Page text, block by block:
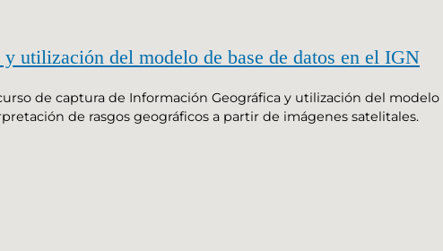
utilización del modelo de base de datos en el IGN
de captura de Información Geográfica y utilización del
de rasgos geográficos a partir de imágenes satelitales.